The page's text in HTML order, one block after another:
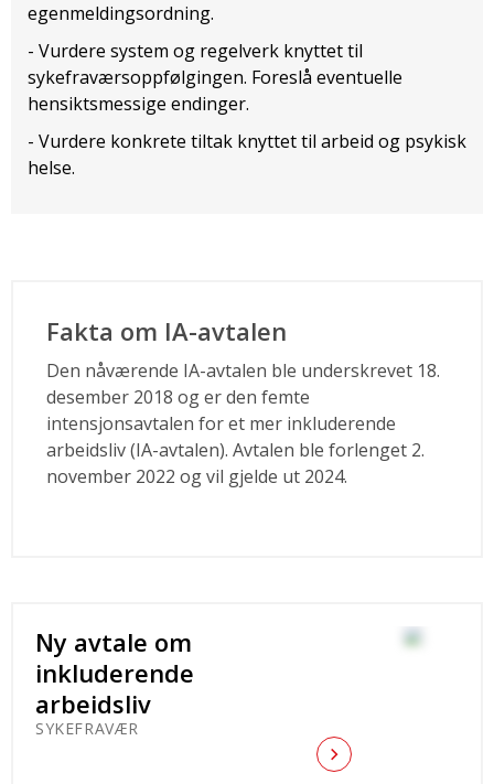
egenmeldingsordning.
- Vurdere system og regelverk knyttet til
sykefraværsoppfølgingen. Foreslå eventuelle
hensiktsmessige endinger.
- Vurdere konkrete tiltak knyttet til arbeid og psykisk
helse.
Fakta om IA-avtalen
Den nåværende IA-avtalen ble underskrevet 18.
desember 2018 og er den femte
intensjonsavtalen for et mer inkluderende
arbeidsliv (IA-avtalen). Avtalen ble forlenget 2.
november 2022 og vil gjelde ut 2024.
Ny avtale om
inkluderende
arbeidsliv
SYKEFRAVÆR